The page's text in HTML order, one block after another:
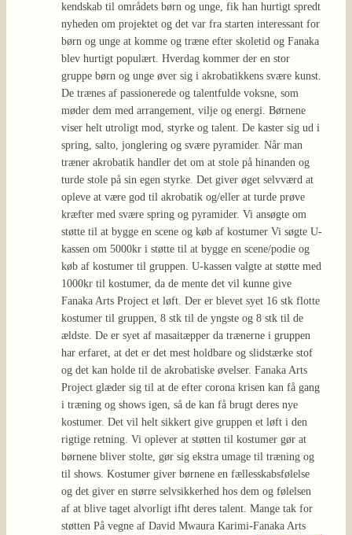
kendskab til områdets børn og unge, fik han hurtigt spredt
nyheden om projektet og det var fra starten interessant for
børn og unge at komme og træne efter skoletid og Fanaka
blev hurtigt populært. Hverdag kommer der en stor
gruppe børn og unge øver sig i akrobatikkens svære kunst.
De trænes af passionerede og talentfulde voksne, som
møder dem med arrangement, vilje og energi. Børnene
viser helt utroligt mod, styrke og talent. De kaster sig ud i
spring, salto, jonglering og svære pyramider. Når man
træner akrobatik handler det om at stole på hinanden og
turde stole på sin egen styrke. Det giver øget selvværd at
opleve at være god til akrobatik og/eller at turde prøve
kræfter med svære spring og pyramider. Vi ansøgte om
støtte til at bygge en scene og køb af kostumer Vi søgte U-
kassen om 5000kr i støtte til at bygge en scene/podie og
køb af kostumer til gruppen. U-kassen valgte at støtte med
1000kr til kostumer, da de mente det vil kunne give
Fanaka Arts Project et løft. Der er blevet syet 16 stk flotte
kostumer til gruppen, 8 stk til de yngste og 8 stk til de
ældste. De er syet af masaitæpper da trænerne i gruppen
har erfaret, at det er det mest holdbare og slidstærke stof
og det kan holde til de akrobatiske øvelser. Fanaka Arts
Project glæder sig til at de efter corona krisen kan få gang
i træning og shows igen, så de kan få brugt deres nye
kostumer. Det vil helt sikkert give gruppen et løft i den
rigtige retning. Vi oplever at støtten til kostumer gør at
børnene bliver stolte, gør sig ekstra umage til træning og
til shows. Kostumer giver børnene en fællesskabsfølelse
og det giver en større selvsikkerhed hos dem og følelsen
af at blive taget alvorligt ifht deres talent. Mange tak for
støtten På vegne af David Mwaura Karimi-Fanaka Arts